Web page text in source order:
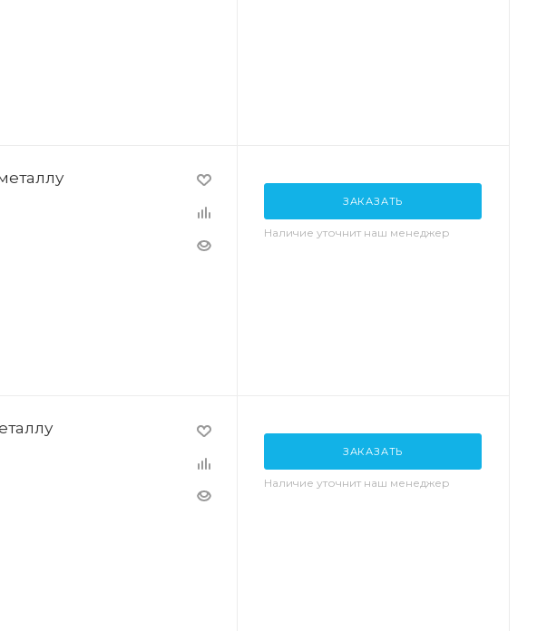
ЗАКАЗАТЬ
Наличие уточнит наш менеджер
ЗАКАЗАТЬ
Наличие уточнит наш менеджер